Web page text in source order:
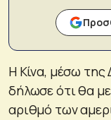
Η Κίνα, μέσω της
δήλωσε ότι θα
αριθμό των